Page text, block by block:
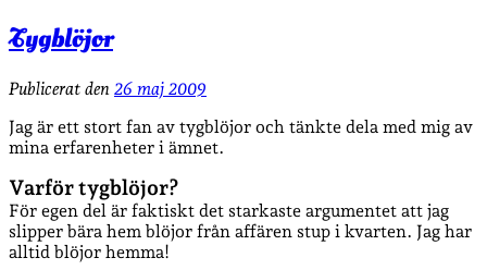
Tygblöjor
Publicerat den 26 maj 2009
Jag är ett stort fan av tygblöjor och tänkte dela med mig av
mina erfarenheter i ämnet.
Varför tygblöjor?
För egen del är faktiskt det starkaste argumentet att jag
slipper bära hem blöjor från affären stup i kvarten. Jag har
alltid blöjor hemma!